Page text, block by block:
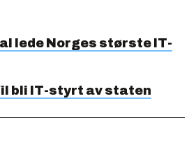
lede Norges største IT-
bli IT-styrt av staten